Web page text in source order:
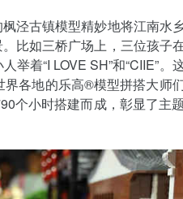
泾古镇模型精妙地将江南水
比如三桥广场上，三位孩子
举着“I LOVE SH”和“CIIE”。
各地的乐高®模型拼搭大师
个小时搭建而成，彰显了主